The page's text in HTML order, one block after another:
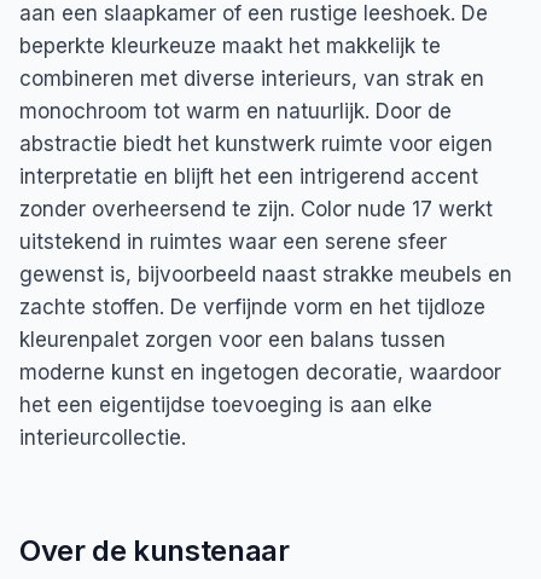
aan een slaapkamer of een rustige leeshoek. De
beperkte kleurkeuze maakt het makkelijk te
combineren met diverse interieurs, van strak en
monochroom tot warm en natuurlijk. Door de
abstractie biedt het kunstwerk ruimte voor eigen
interpretatie en blijft het een intrigerend accent
zonder overheersend te zijn. Color nude 17 werkt
uitstekend in ruimtes waar een serene sfeer
gewenst is, bijvoorbeeld naast strakke meubels en
zachte stoffen. De verfijnde vorm en het tijdloze
kleurenpalet zorgen voor een balans tussen
moderne kunst en ingetogen decoratie, waardoor
het een eigentijdse toevoeging is aan elke
interieurcollectie.
Over de kunstenaar